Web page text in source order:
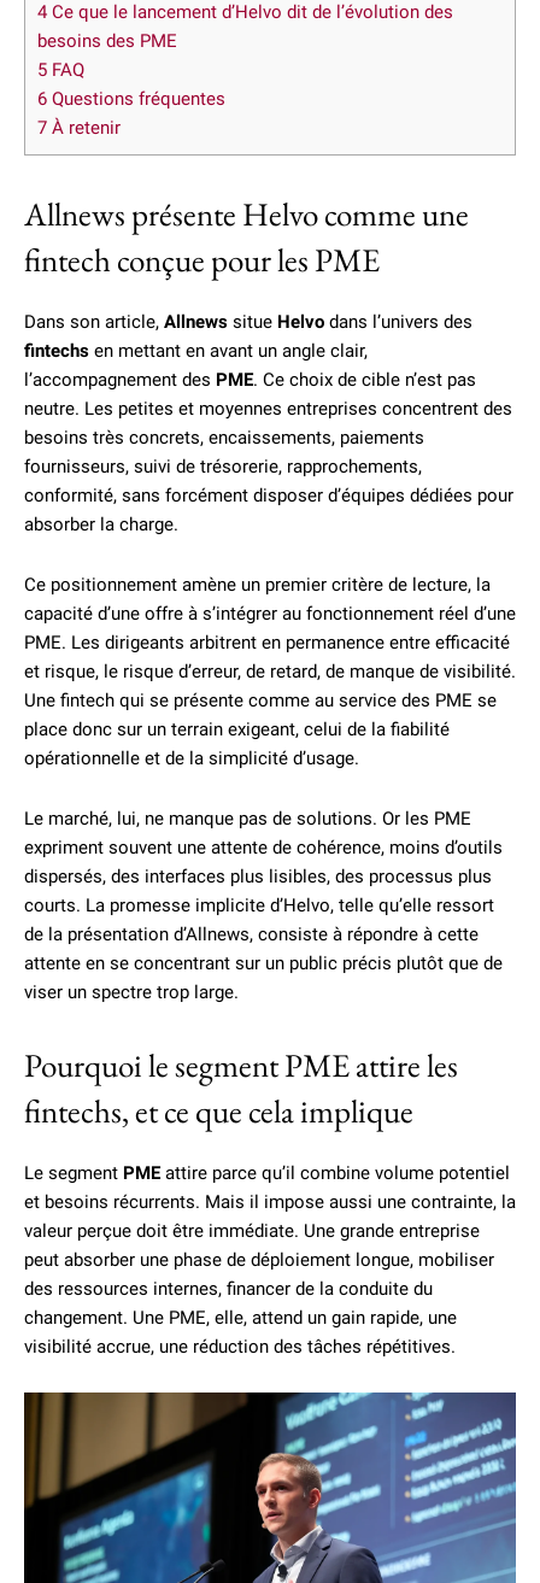
4 Ce que le lancement d’Helvo dit de l’évolution des
besoins des PME
5 FAQ
6 Questions fréquentes
7 À retenir
Allnews présente Helvo comme une
fintech conçue pour les PME
Dans son article, Allnews situe Helvo dans l’univers des
fintechs en mettant en avant un angle clair,
l’accompagnement des PME. Ce choix de cible n’est pas
neutre. Les petites et moyennes entreprises concentrent des
besoins très concrets, encaissements, paiements
fournisseurs, suivi de trésorerie, rapprochements,
conformité, sans forcément disposer d’équipes dédiées pour
absorber la charge.
Ce positionnement amène un premier critère de lecture, la
capacité d’une offre à s’intégrer au fonctionnement réel d’une
PME. Les dirigeants arbitrent en permanence entre efficacité
et risque, le risque d’erreur, de retard, de manque de visibilité.
Une fintech qui se présente comme au service des PME se
place donc sur un terrain exigeant, celui de la fiabilité
opérationnelle et de la simplicité d’usage.
Le marché, lui, ne manque pas de solutions. Or les PME
expriment souvent une attente de cohérence, moins d’outils
dispersés, des interfaces plus lisibles, des processus plus
courts. La promesse implicite d’Helvo, telle qu’elle ressort
de la présentation d’Allnews, consiste à répondre à cette
attente en se concentrant sur un public précis plutôt que de
viser un spectre trop large.
Pourquoi le segment PME attire les
fintechs, et ce que cela implique
Le segment PMEattire parce qu’il combine volume potentiel
et besoins récurrents. Mais il impose aussi une contrainte, la
valeur perçue doit être immédiate. Une grande entreprise
peut absorber une phase de déploiement longue, mobiliser
des ressources internes, financer de la conduite du
changement. Une PME, elle, attend un gain rapide, une
visibilité accrue, une réduction des tâches répétitives.